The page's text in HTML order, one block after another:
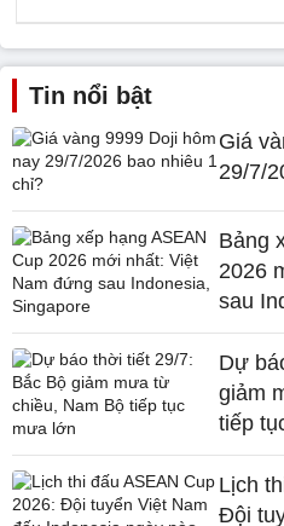
Tin nổi bật
Giá
29/7/
Bảng
2026
sau
Dự
giảm
tiếp
Lịch
Đội